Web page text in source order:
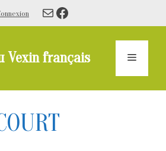
E-mailFacebook
Vexin français Menu